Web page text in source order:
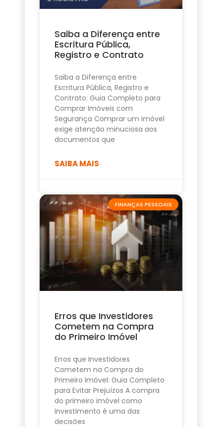
Saiba a Diferença entre
Escritura Pública,
Registro e Contrato
Saiba a Diferença entre
Escritura Pública, Registro e
Contrato: Guia Completo para
Comprar Imóveis com
Segurança Comprar um imóvel
exige atenção minuciosa aos
documentos que
SAIBA MAIS
FINANÇAS PESSOAIS
Erros que Investidores
Cometem na Compra
do Primeiro Imóvel
Erros que Investidores
Cometem na Compra do
Primeiro Imóvel: Guia Completo
para Evitar Prejuízos A compra
do primeiro imóvel como
investimento é uma das
decisões